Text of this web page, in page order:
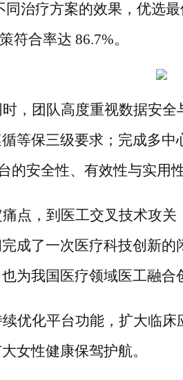
治疗方案的效果，优选
符合率达 86.7%。
，团队高度重视数据安
等保三级要求；完成多
的安全性、有效性与实用性
点，到医工交叉技术攻
成了一次医疗科技创新
为我国医疗领域医工融合
优化平台功能，扩大临
女性健康保驾护航。